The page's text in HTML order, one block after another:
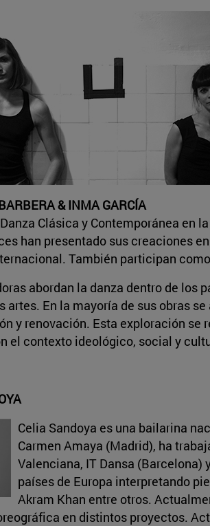
& INMA GARCÍA
Clásica y Contemporánea en
han presentado sus creaciones
También participan
abordan la danza dentro de los
artes. En la mayoría de sus obras
y renovación. Esta exploración
el contexto ideológico, social y
Celia Sandoya es una bailarina
Carmen Amaya (Madrid), ha
Valenciana, IT Dansa (Barcelona)
países de Europa interpretando
Akram Khan entre otros.
en distintos proyectos.